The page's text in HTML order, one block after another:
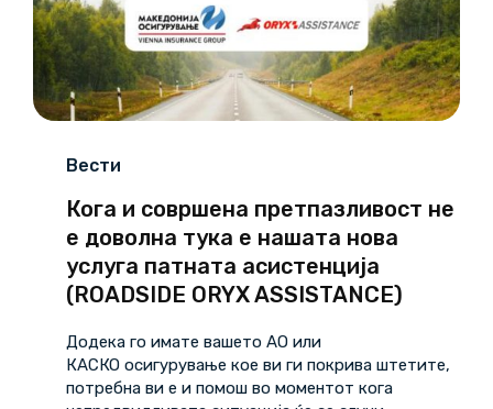
Вести
Кога и совршена претпазливост не
е доволна тука е нашата нова
услуга патната асистенција
(ROADSIDE ORYX ASSISTANCE)
Додека го имате вашето АО или
КАСКО осигурување кое ви ги покрива штетите,
потребна ви е и помош во моментот кога